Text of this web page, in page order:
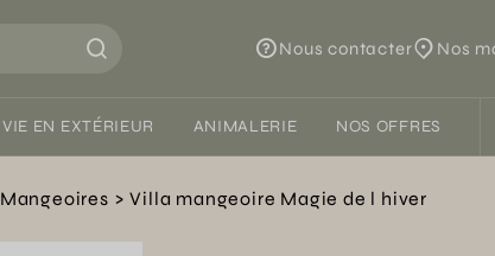
Nous contacter Nos
VIE EN EXTÉRIEUR ANIMALERIE NOS OFFRES
Mangeoires Villa mangeoire Magie de l hiver